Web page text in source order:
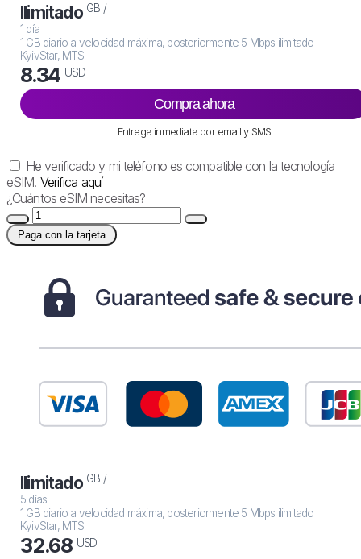
Ilimitado GB /
1 día
1 GB diario a velocidad máxima, posteriormente 5 Mbps ilimitado
KyivStar, MTS
8.34 USD
Compra ahora
Entrega inmediata por email y SMS
He verificado y mi teléfono es compatible con la tecnología
eSIM. Verifica aquí
¿Cuántos eSIM necesitas?
Paga con la tarjeta
Ilimitado GB /
5 días
1 GB diario a velocidad máxima, posteriormente 5 Mbps ilimitado
KyivStar, MTS
32.68 USD